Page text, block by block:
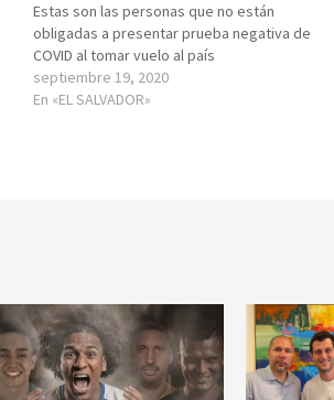
Estas son las personas que no están
obligadas a presentar prueba negativa de
COVID al tomar vuelo al país
septiembre 19, 2020
En «EL SALVADOR»